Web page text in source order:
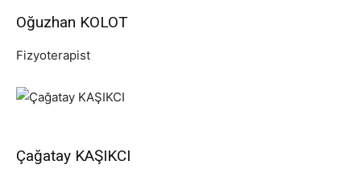
Oğuzhan KOLOT
Fizyoterapist
Çağatay KAŞIKCI